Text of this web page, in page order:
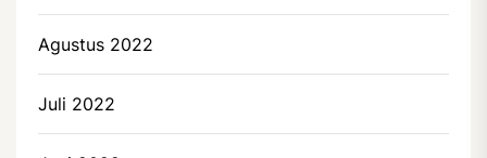
Agustus 2022
Juli 2022